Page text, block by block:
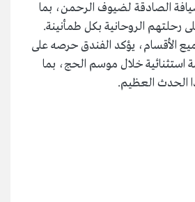
الصادقة لضيوف الرحمن، بما
رحلتهم الروحانية بكل طمأنينة.
الأقسام، يؤكد الفندق حرصه على
خلال موسم الحج، بما
الحدث العظيم.